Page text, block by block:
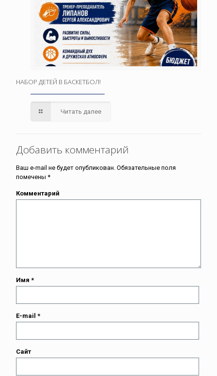
НАБОР ДЕТЕЙ В БАСКЕТБОЛ!
Читать далее
Добавить комментарий
Ваш e-mail не будет опубликован. Обязательные поля
помечены *
Комментарий
Имя *
E-mail *
Сайт